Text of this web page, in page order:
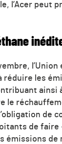
l’Acer peut
les
ainsi
le
de
de faire
émissions de